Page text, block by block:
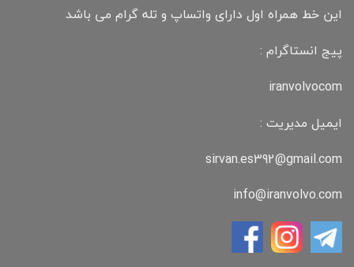
این خط همراه اول دارای واتساپ و تله گرام می باشد
پیج انستاگرام :
iranvolvocom
ایمیل مدیریت :
sirvan.es392@gmail.com
info@iranvolvo.com